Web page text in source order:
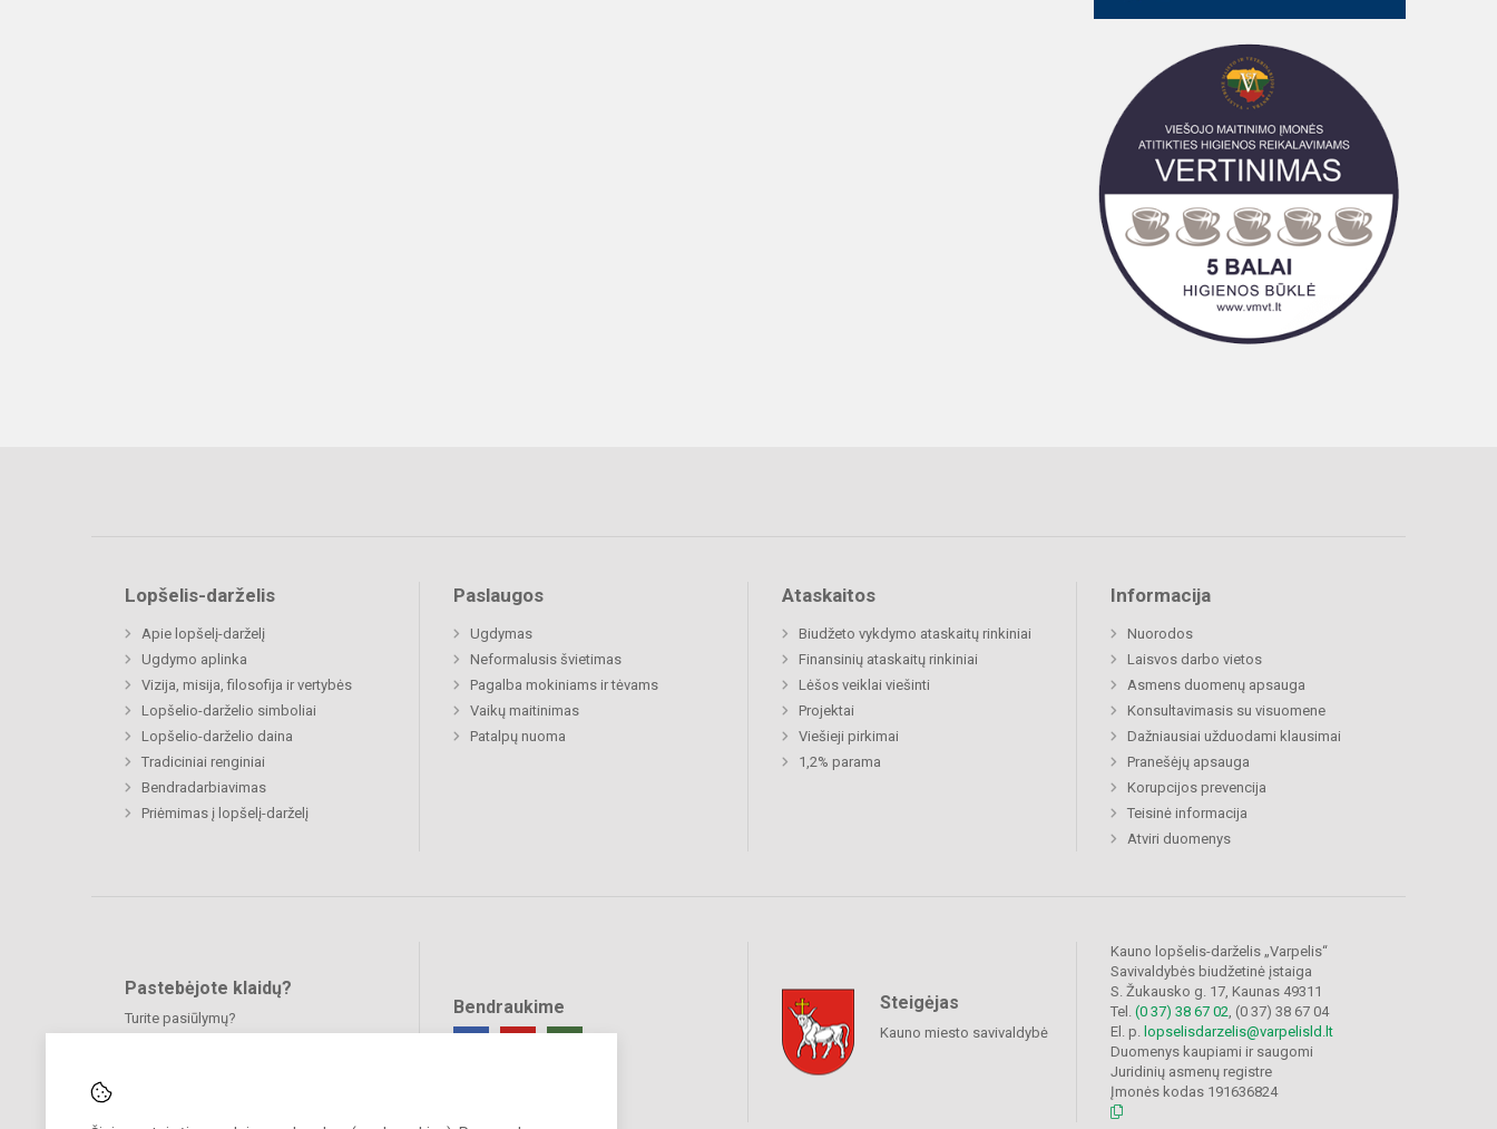
Lopšelis-darželis
Apie lopšelį-darželį
Ugdymo aplinka
Vizija, misija, filosofija ir vertybės
Lopšelio-darželio simboliai
Lopšelio-darželio daina
Tradiciniai renginiai
Bendradarbiavimas
Priėmimas į lopšelį-darželį
Paslaugos
Ugdymas
Neformalusis švietimas
Pagalba mokiniams ir tėvams
Vaikų maitinimas
Patalpų nuoma
Ataskaitos
Biudžeto vykdymo ataskaitų rinkiniai
Finansinių ataskaitų rinkiniai
Lėšos veiklai viešinti
Projektai
Viešieji pirkimai
1,2% parama
Informacija
Nuorodos
Laisvos darbo vietos
Asmens duomenų apsauga
Konsultavimasis su visuomene
Dažniausiai užduodami klausimai
Pranešėjų apsauga
Korupcijos prevencija
Teisinė informacija
Atviri duomenys
Pastebėjote klaidų?
Turite pasiūlymų?
Bendraukime Steigėjas
Kauno miesto savivaldybė
Kauno lopšelis-darželis „Varpelis“
Savivaldybės biudžetinė įstaiga
S. Žukausko g. 17, Kaunas 49311
Tel. (0 37) 38 67 02, (0 37) 38 67 04
El. p. lopselisdarzelis@varpelisld.lt
Duomenys kaupiami ir saugomi
Juridinių asmenų registre
Įmonės kodas 191636824